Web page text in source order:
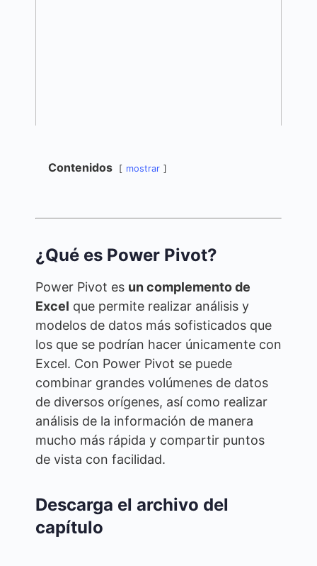
Contenidos mostrar
¿Qué es Power Pivot?
Power Pivot es un complemento de
Excel que permite realizar análisis y
modelos de datos más sofisticados que
los que se podrían hacer únicamente con
Excel. Con Power Pivot se puede
combinar grandes volúmenes de datos
de diversos orígenes, así como realizar
análisis de la información de manera
mucho más rápida y compartir puntos
de vista con facilidad.
Descarga el archivo del
capítulo